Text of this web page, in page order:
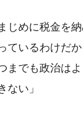
じめに税金を
ているわけだか
までも政治は
ない」